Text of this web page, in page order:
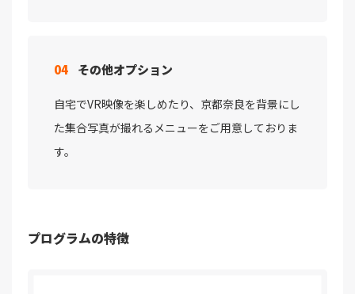
04 その他オプション
自宅でVR映像を楽しめたり、京都奈良を背景にし
た集合写真が撮れるメニューをご用意しておりま
す。
プログラムの特徴